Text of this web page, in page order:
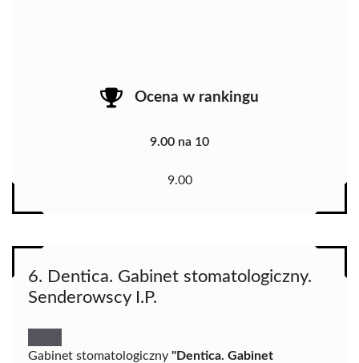
Ocena w rankingu
9.00 na 10
9.00
6. Dentica. Gabinet stomatologiczny.
Senderowscy I.P.
Gabinet stomatologiczny "Dentica. Gabinet